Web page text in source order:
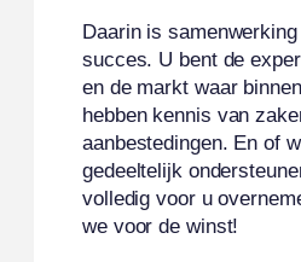
Daarin is
succes. U bent de
en de markt waar
hebben kennis van
aanbestedingen. En of
gedeeltelijk
volledig voor u
we voor de winst!